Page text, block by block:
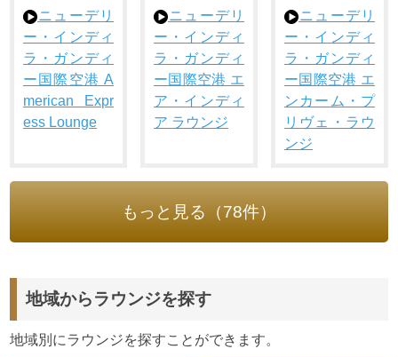
ニューデリ
ー・インディ
ラ・ガンディ
ー国際空港 A
merican Expr
ess Lounge
ニューデリ
ー・インディ
ラ・ガンディ
ー国際空港 エ
ア・インディ
ア ラウンジ
ニューデリ
ー・インディ
ラ・ガンディ
ー国際空港 エ
ンカーム・プ
リヴェ・ラウ
ンジ
もっと見る（78件）
地域からラウンジを探す
地域別にラウンジを探すことができます。